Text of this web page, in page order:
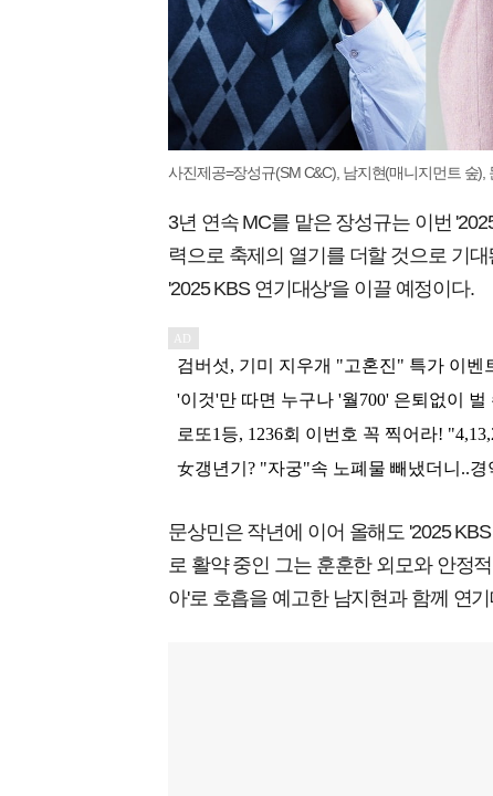
사진제공=장성규(SM C&C), 남지현(매니지먼트 숲),
3년 연속 MC를 맡은 장성규는 이번
력으로 축제의 열기를 더할 것으로 기
'2025 KBS 연기대상'을 이끌 예정이다.
문상민은 작년에 이어 올해도 '2025
로 활약 중인 그는 훈훈한 외모와 안정
아'로 호흡을 예고한 남지현과 함께 연